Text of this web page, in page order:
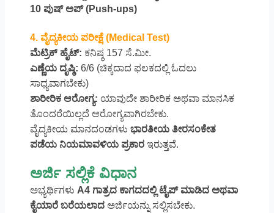
10 ಪುಷ್ ಅಪ್ (Push-ups)
4. ವೈದ್ಯಕೀಯ ಪರೀಕ್ಷೆ (Medical Test)
ಮೆಟ್ರಿಕ್ ಹೈಟ್: ಕನಿಷ್ಠ 157 ಸೆ.ಮೀ.
ಎಣ್ಣೆಯ ದೃಷ್ಠಿ: 6/6 (ಚಿಕ್ಕದಾದ ಫಲಕದಲ್ಲಿ ಓದಲು
ಸಾಧ್ಯವಾಗಬೇಕು)
ಶಾರೀರಿಕ ಆರೋಗ್ಯ: ಯಾವುದೇ ಶಾರೀರಿಕ ಅಥವಾ ಮಾನಸಿಕ
ತೊಂದರೆಯಿಲ್ಲದೆ ಆರೋಗ್ಯವಾಗಿರಬೇಕು.
ವೈದ್ಯಕೀಯ ಮಾನದಂಡಗಳು ಭಾರತೀಯ ತೀರಸಂಕೇತ
ಪಡೆಯ ನಿಯಮಾವಳಿಯ ಪ್ರಕಾರಇರುತ್ತವೆ.
ಅರ್ಜಿ ಸಲ್ಲಿಕೆ ವಿಧಾನ
ಅಭ್ಯರ್ಥಿಗಳು A4 ಗಾತ್ರದ ಕಾಗದದಲ್ಲಿ ಟೈಪ್ ಮಾಡಿದ ಅಥವಾ
ಕೈಯಾರೆ ಬರೆಯಲಾದಅರ್ಜಿಯನ್ನು ಸಲ್ಲಿಸಬೇಕು.